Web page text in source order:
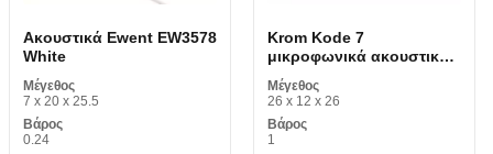
Ακουστικά Ewent EW3578
White
Μέγεθος
7 x 20 x 25.5
Βάρος
0.24
Krom Kode 7
μικροφωνικά ακουστικά
τυχερών παιχνιδιών. 1
Εικονική MAUAMI0508
Μέγεθος
26 x 12 x 26
Βάρος
1